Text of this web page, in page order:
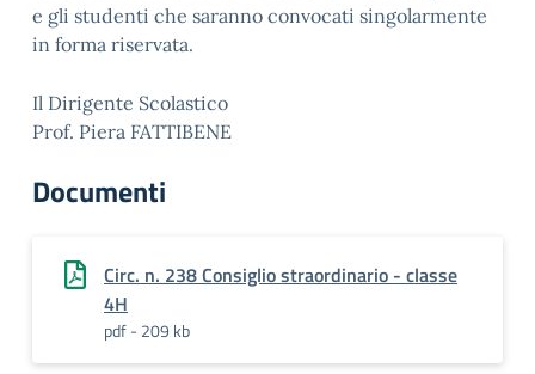
e gli studenti che saranno convocati singolarmente
in forma riservata.
Il Dirigente Scolastico
Prof. Piera FATTIBENE
Documenti
Circ. n. 238 Consiglio straordinario - classe
4H
pdf - 209 kb